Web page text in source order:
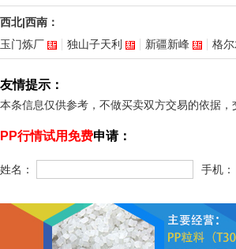
西北|西南：
玉门炼厂
独山子天利 新疆新峰 格
友情提示：
本条信息仅供参考，不做买卖双方交易的依据
PP行情试用免费申请：
姓名： 手机：